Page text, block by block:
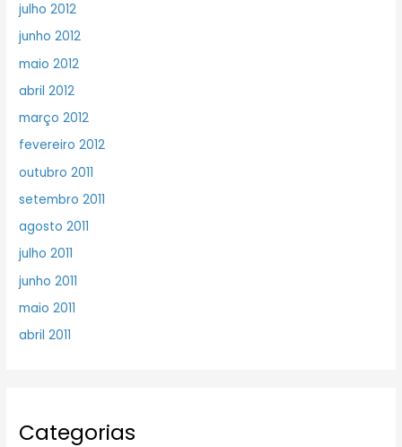
julho 2012
junho 2012
maio 2012
abril 2012
março 2012
fevereiro 2012
outubro 2011
setembro 2011
agosto 2011
julho 2011
junho 2011
maio 2011
abril 2011
Categorias